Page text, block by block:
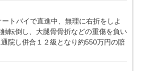
トバイで直進中、無理に右折をしよ
転倒し、大腿骨骨折などの重傷を負い
院し併合１２級となり約550万円の賠